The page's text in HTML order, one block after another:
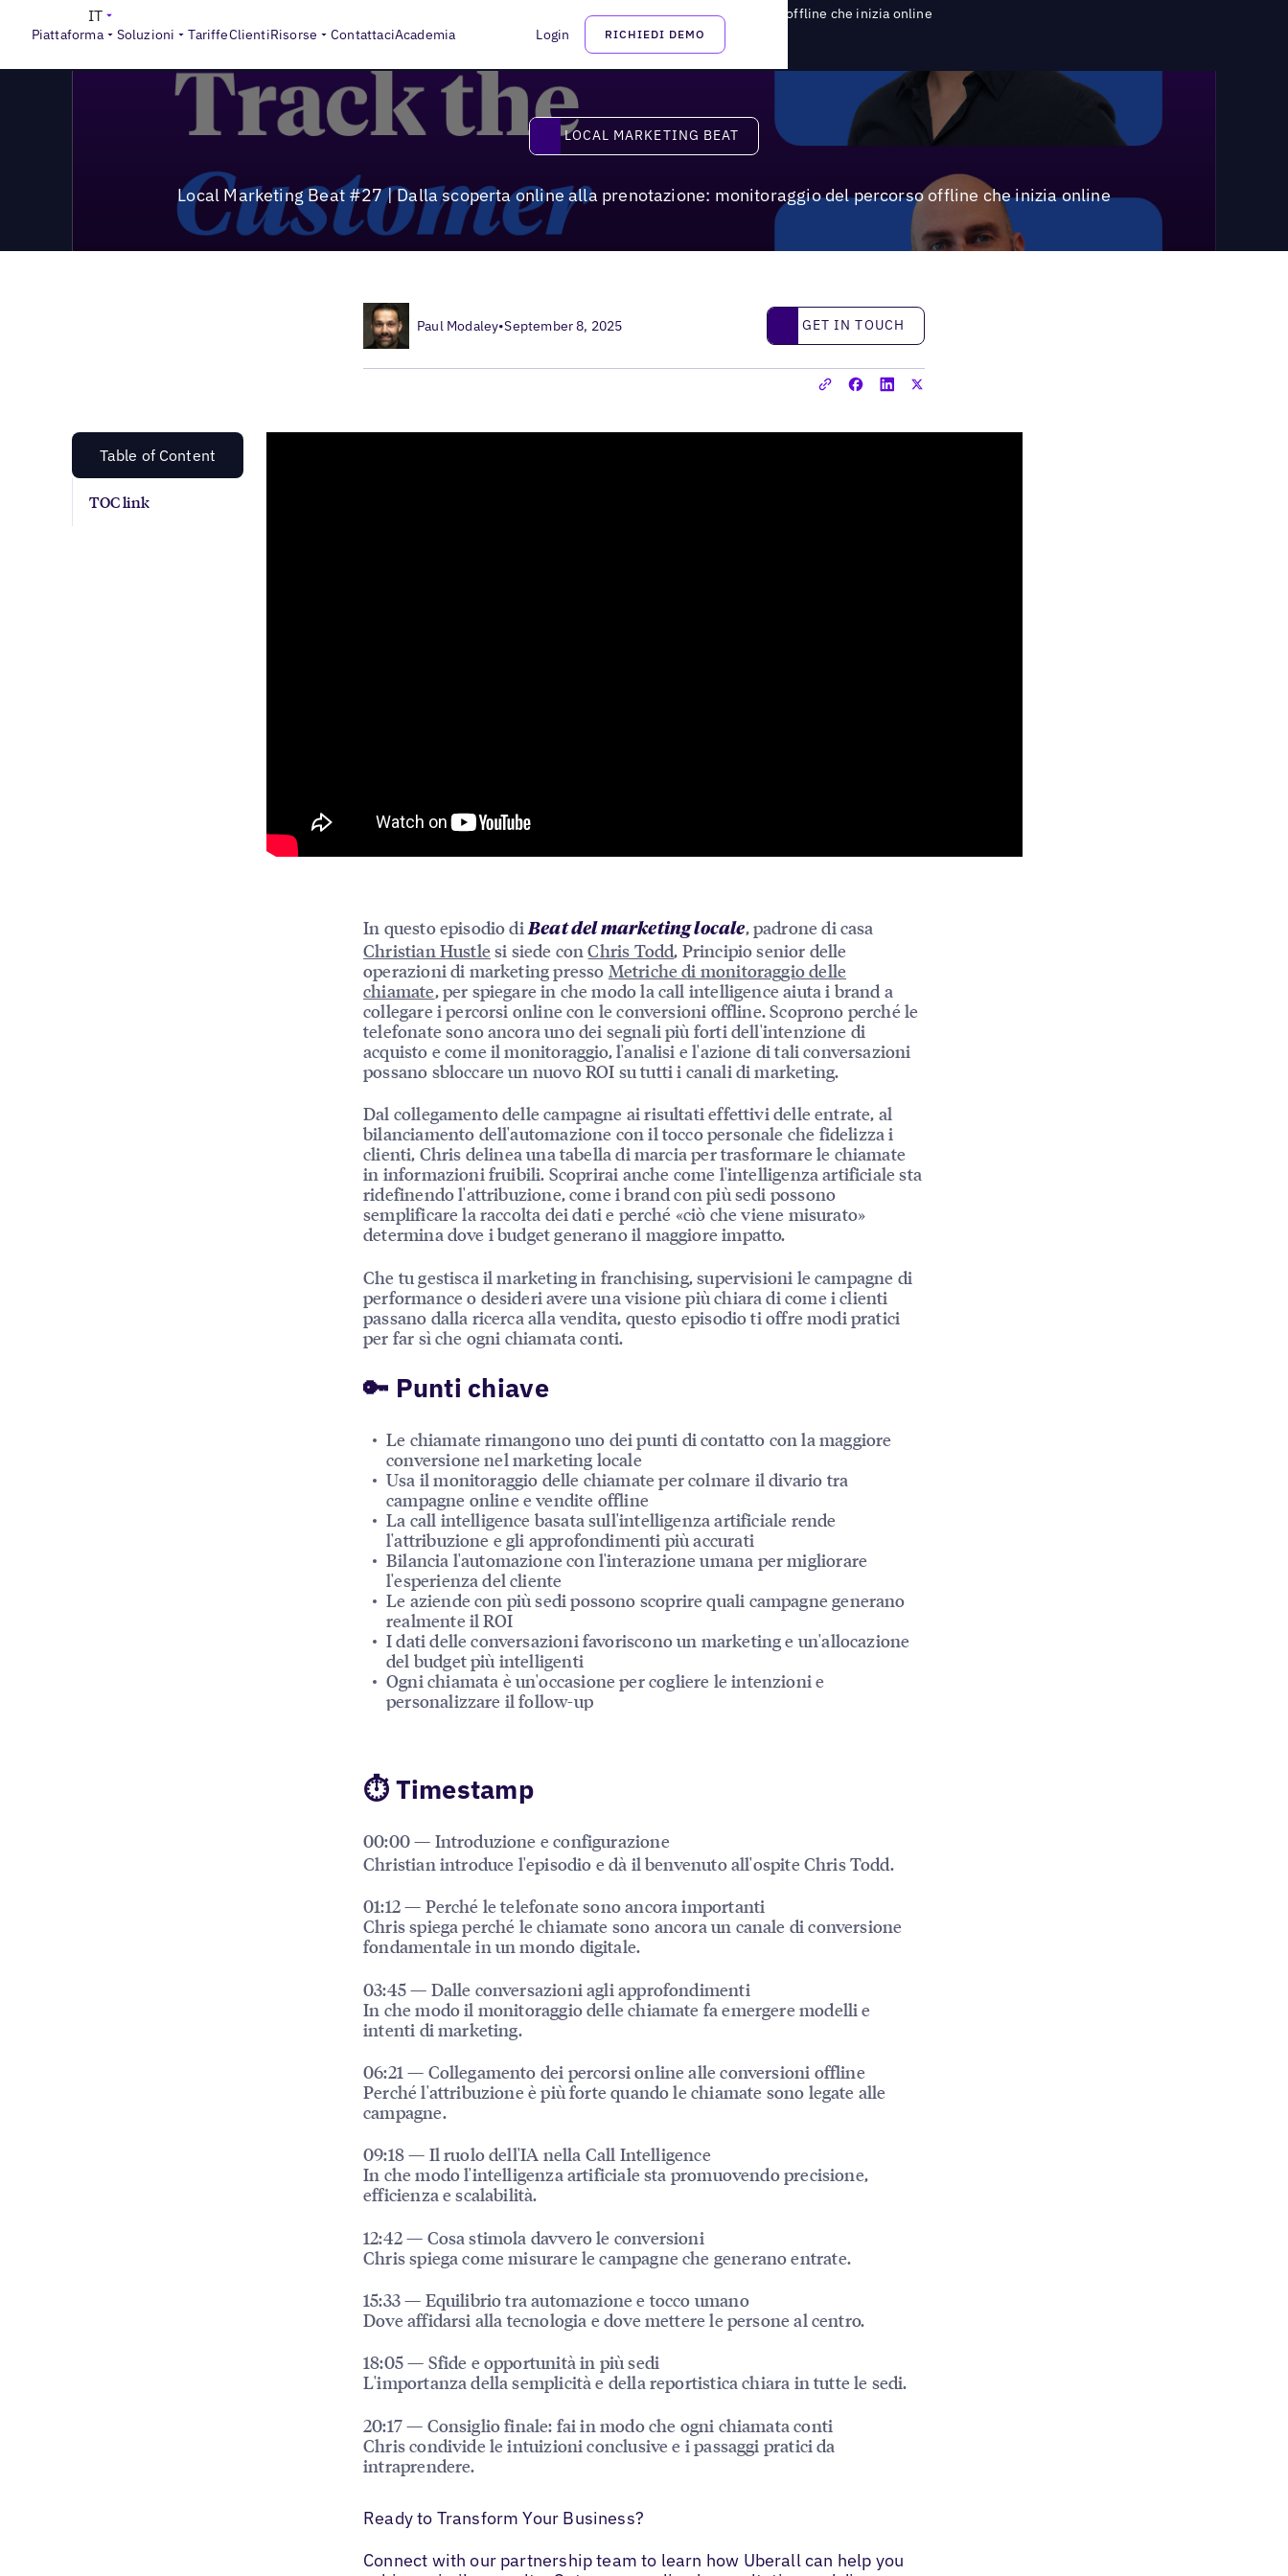
Piattaforma Soluzioni TariffeClientiRisorse ContattaciAcademia Login RICHIEDI DEMO
IT
Local Marketing Beat Local Marketing Beat #27 | Dalla scoperta online alla prenotazione: monitoraggio del percorso offline che inizia online
Local Marketing Beat
LOCAL MARKETING BEAT
Local Marketing Beat #27 | Dalla scoperta online alla prenotazione: monitoraggio del percorso offline che inizia online
Paul Modaley•September 8, 2025 Get in touch
GET IN TOUCH
Table of Content
TOC link
In questo episodio di Beat del marketing locale, padrone di casa
Christian Hustle si siede conChris Todd, Principio senior delle
operazioni di marketing presso Metriche di monitoraggio delle
chiamate, per spiegare in che modo la call intelligence aiuta i brand a
collegare i percorsi online con le conversioni offline. Scoprono perché le
telefonate sono ancora uno dei segnali più forti dell'intenzione di
acquisto e come il monitoraggio, l'analisi e l'azione di tali conversazioni
possano sbloccare un nuovo ROI su tutti i canali di marketing.
Dal collegamento delle campagne ai risultati effettivi delle entrate, al
bilanciamento dell'automazione con il tocco personale che fidelizza i
clienti, Chris delinea una tabella di marcia per trasformare le chiamate
in informazioni fruibili. Scoprirai anche come l'intelligenza artificiale sta
ridefinendo l'attribuzione, come i brand con più sedi possono
semplificare la raccolta dei dati e perché «ciò che viene misurato»
determina dove i budget generano il maggiore impatto.
Che tu gestisca il marketing in franchising, supervisioni le campagne di
performance o desideri avere una visione più chiara di come i clienti
passano dalla ricerca alla vendita, questo episodio ti offre modi pratici
per far sì che ogni chiamata conti.
🔑 Punti chiave
Le chiamate rimangono uno dei punti di contatto con la maggiore
conversione nel marketing locale
Usa il monitoraggio delle chiamate per colmare il divario tra
campagne online e vendite offline
La call intelligence basata sull'intelligenza artificiale rende
l'attribuzione e gli approfondimenti più accurati
Bilancia l'automazione con l'interazione umana per migliorare
l'esperienza del cliente
Le aziende con più sedi possono scoprire quali campagne generano
realmente il ROI
I dati delle conversazioni favoriscono un marketing e un'allocazione
del budget più intelligenti
Ogni chiamata è un'occasione per cogliere le intenzioni e
personalizzare il follow-up
⏱ Timestamp
00:00 — Introduzione e configurazione
Christian introduce l'episodio e dà il benvenuto all'ospite Chris Todd.
01:12 — Perché le telefonate sono ancora importanti
Chris spiega perché le chiamate sono ancora un canale di conversione
fondamentale in un mondo digitale.
03:45 — Dalle conversazioni agli approfondimenti
In che modo il monitoraggio delle chiamate fa emergere modelli e
intenti di marketing.
06:21 — Collegamento dei percorsi online alle conversioni offline
Perché l'attribuzione è più forte quando le chiamate sono legate alle
campagne.
09:18 — Il ruolo dell'IA nella Call Intelligence
In che modo l'intelligenza artificiale sta promuovendo precisione,
efficienza e scalabilità.
12:42 — Cosa stimola davvero le conversioni
Chris spiega come misurare le campagne che generano entrate.
15:33 — Equilibrio tra automazione e tocco umano
Dove affidarsi alla tecnologia e dove mettere le persone al centro.
18:05 — Sfide e opportunità in più sedi
L'importanza della semplicità e della reportistica chiara in tutte le sedi.
20:17 — Consiglio finale: fai in modo che ogni chiamata conti
Chris condivide le intuizioni conclusive e i passaggi pratici da
intraprendere.
Ready to Transform Your Business?
Connect with our partnership team to learn how Uberall can help you